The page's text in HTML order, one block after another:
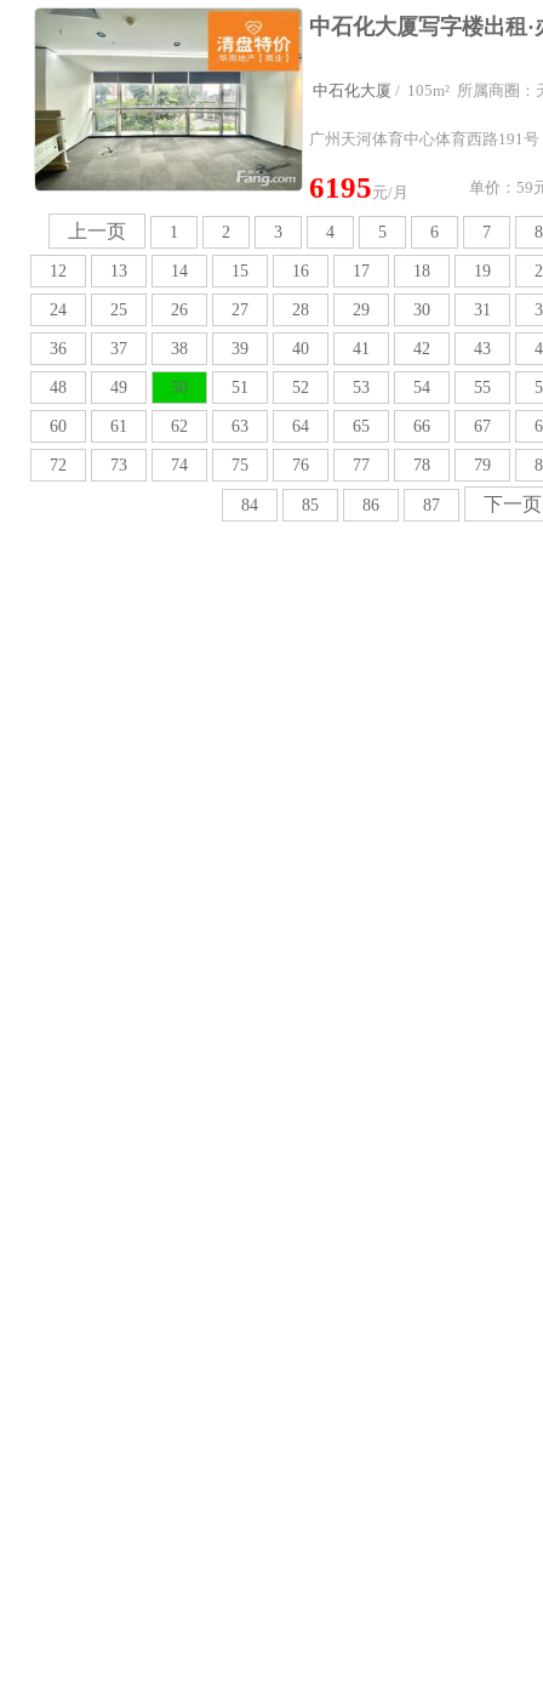
中石化大厦 / 105m² 所属商圈：
广州天河体育中心体育西路191号
6195元/月 单价：59
上一页 1 2 3 4 5 6 7 8
12 13 14 15 16 17 18 19
24 25 26 27 28 29 30 31
36 37 38 39 40 41 42 43
48 49 50 51 52 53 54 55
60 61 62 63 64 65 66 67
72 73 74 75 76 77 78 79
84 85 86 87 下一页